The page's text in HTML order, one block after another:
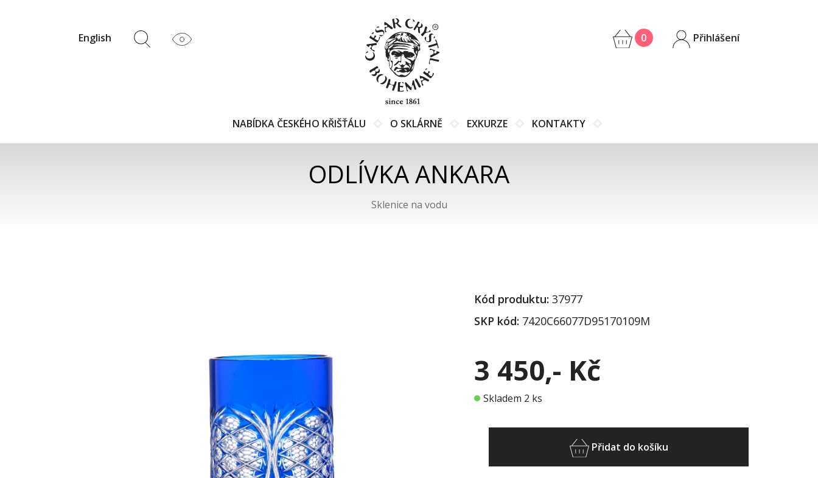
English 0 Přihlášení
NABÍDKA ČESKÉHO KŘIŠŤÁLU O SKLÁRNĚ EXKURZE KONTAKTY
ODLÍVKA ANKARA
Sklenice na vodu
Kód produktu: 37977
SKP kód: 7420C66077D95170109M
3 450,- Kč
Skladem 2 ks
Přidat do košíku